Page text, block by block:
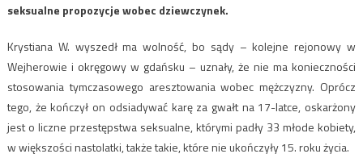
seksualne propozycje wobec dziewczynek.
Krystiana W. wyszedł ma wolność, bo sądy – kolejne rejonowy w
Wejherowie i okręgowy w gdańsku – uznały, że nie ma konieczności
stosowania tymczasowego aresztowania wobec mężczyzny. Oprócz
tego, że kończył on odsiadywać karę za gwałt na 17-latce, oskarżony
jest o liczne przestępstwa seksualne, którymi padły 33 młode kobiety,
w większości nastolatki, także takie, które nie ukończyły 15. roku życia.